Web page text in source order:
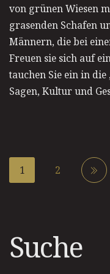
von grünen Wiesen
grasenden Schafen
Männern, die bei
Freuen sie sich auf
tauchen Sie ein in
Sagen, Kultur und
1 2
Suche